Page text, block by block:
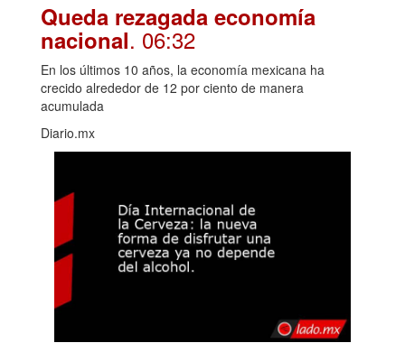
Queda rezagada economía
nacional. 06:32
En los últimos 10 años, la economía mexicana ha
crecido alrededor de 12 por ciento de manera
acumulada
Diario.mx